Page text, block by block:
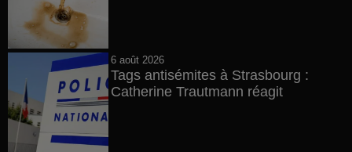
6 août 2026
Tags antisémites à Strasbourg :
Catherine Trautmann réagit